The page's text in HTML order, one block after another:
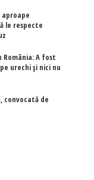
le respecte
România: A fost
urechi și nici nu
convocată de